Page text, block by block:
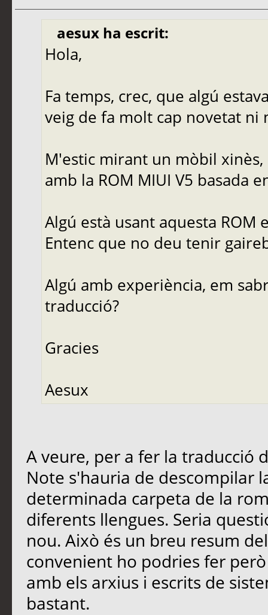
aesux ha escrit:
Hola,
Fa temps, crec, que algú
veig de fa molt cap novetat ni
M'estic mirant un mòbil
amb la ROM MIUI V5 basada
Algú està usant aquesta
Entenc que no deu tenir
Algú amb experiència, em
traducció?
Gracies
Aesux
A veure, per a fer la traducció
Note s'hauria de descompilar
determinada carpeta de la
diferents llengues. Seria
nou. Això és un breu resum
convenient ho podries fer
amb els arxius i escrits de
bastant.